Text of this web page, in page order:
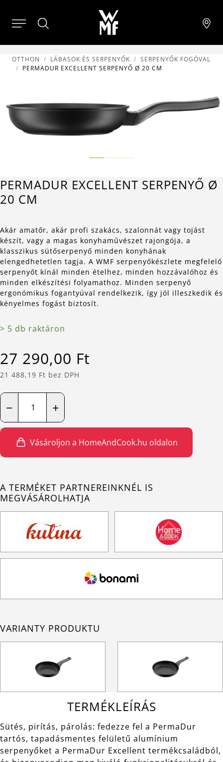
OTTHON LÁBASOK ÉS SERPENYŐK
SERPENYŐK FOGÓVAL
PERMADUR EXCELLENT SERPENYŐ Ø 20 CM
PERMADUR EXCELLENT SERPENYŐ Ø
20 CM
Akár amatőr, akár profi szakács, szalonnát vagy tojást
készít, vagy a magas konyhaművészet rajongója, a
klasszikus sütőserpenyő minden konyhának
elengedhetetlen tagja. A WMF serpenyőkészlete megfelelő
serpenyőt kínál minden ételhez, minden hozzávalóhoz és
minden elkészítési folyamathoz. Minden serpenyő
ergonómikus fogantyúval rendelkezik, így jól illeszkedik és
kényelmes fogást biztosít.
> 5 db raktáron
27 290,00 Ft
21 488,19 Ft bez DPH
+
−
Vásároljon a HomeAndCook.hu oldalon
A TERMÉKET PARTNEREINKNÉL IS
MEGVÁSÁROLHATJA
VARIANTY PRODUKTU
TERMÉKLEÍRÁS
Sütés, pirítás, párolás: fedezze fel a PermaDur
tartós, tapadásmentes felületű alumínium
serpenyőket a PermaDur Excellent termékcsaládból,